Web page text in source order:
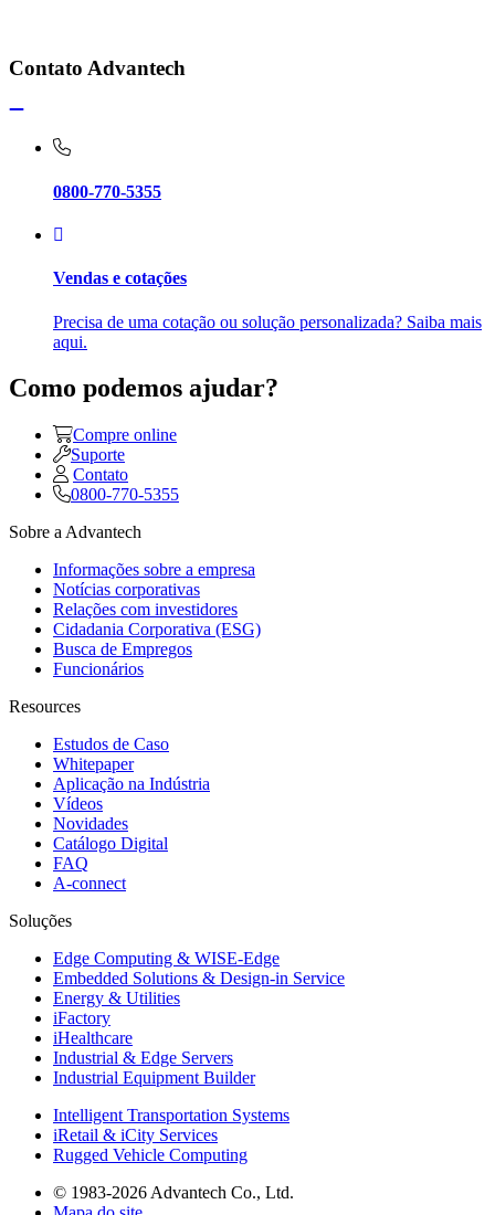
Contato Advantech
0800-770-5355
Vendas e cotações
Precisa de uma cotação ou solução personalizada? Saiba mais
aqui.
Como podemos ajudar?
Compre online
Suporte
Contato
0800-770-5355
Sobre a Advantech
Informações sobre a empresa
Notícias corporativas
Relações com investidores
Cidadania Corporativa (ESG)
Busca de Empregos
Funcionários
Resources
Estudos de Caso
Whitepaper
Aplicação na Indústria
Vídeos
Novidades
Catálogo Digital
FAQ
A-connect
Soluções
Edge Computing & WISE-Edge
Embedded Solutions & Design-in Service
Energy & Utilities
iFactory
iHealthcare
Industrial & Edge Servers
Industrial Equipment Builder
Intelligent Transportation Systems
iRetail & iCity Services
Rugged Vehicle Computing
© 1983-2026 Advantech Co., Ltd.